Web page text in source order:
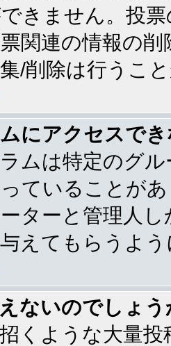
きません。投
関連の情報の
/削除は行うこ
にアクセスで
ムは特定のグ
ていることが
ターと管理人
えてもらうよ
ないのでしょう
くような大量